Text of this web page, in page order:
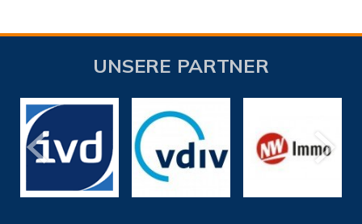
UNSERE PARTNER